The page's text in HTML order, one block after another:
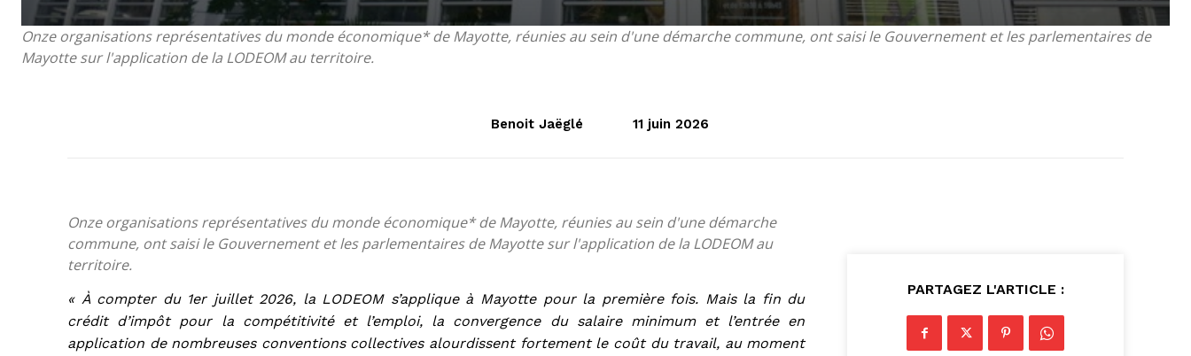
Onze organisations représentatives du monde économique* de Mayotte, réunies au sein d'une démarche commune, ont saisi le Gouvernement et les parlementaires de
Mayotte sur l'application de la LODEOM au territoire.
Benoit Jaëglé 11 juin 2026
Onze organisations représentatives du monde économique* de Mayotte, réunies au sein d'une démarche
commune, ont saisi le Gouvernement et les parlementaires de Mayotte sur l'application de la LODEOM au
territoire.
« À compter du 1er juillet 2026, la LODEOM s’applique à Mayotte pour la première fois. Mais la fin du
crédit d’impôt pour la compétitivité et l’emploi, la convergence du salaire minimum et l’entrée en
application de nombreuses conventions collectives alourdissent fortement le coût du travail, au moment
PARTAGEZ L'ARTICLE :